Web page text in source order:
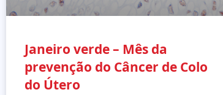
Janeiro verde – Mês da
prevenção do Câncer de Colo
do Útero